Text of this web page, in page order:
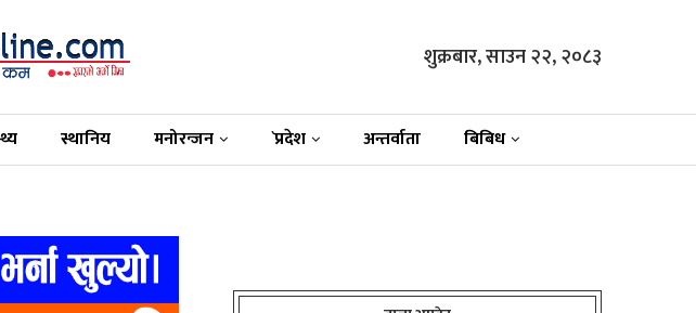
शुक्रबार, साउन २२, २०८३
स्थानिय मनोरन्जन `प्रदेश अन्तर्वाता बिबिध